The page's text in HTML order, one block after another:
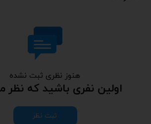
هنوز نظری ثبت نشده
اولین نفری باشید که نظر
ثبت نظر